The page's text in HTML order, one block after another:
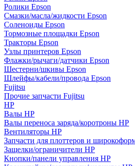
Ролики Epson
Смазки/масла/жидкости Epson
Соленоиды Epson
Тормозные площадки Epson
Тракторы Epson
Узлы принтеров Epson
Флажки/рычаги/датчики Epson
Шестерни/шкивы Epson
Шлейфы/кабели/провода Epson
Fujitsu
Прочие запчасти Fujitsu
HP
Валы HP
Валы переноса заряда/коротроны HP
Вентиляторы HP
Запчасти для плоттеров и
Защелки/ограничители HP
Кнопки/панели управления HP